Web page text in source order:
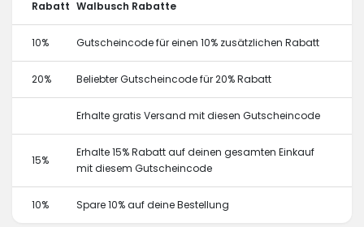
Rabatt Walbusch Rabatte
10% Gutscheincode für einen 10% zusätzlichen Rabatt
20% Beliebter Gutscheincode für 20% Rabatt
Erhalte gratis Versand mit diesen Gutscheincode
15%
Erhalte 15% Rabatt auf deinen gesamten Einkauf
mit diesem Gutscheincode
10% Spare 10% auf deine Bestellung